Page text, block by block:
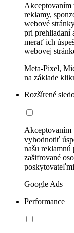
Akceptovaním
reklamy,
webové
pri prehliadaní
merať ich
webovej
Meta-Pixel,
na základe
Rozšírené
Akceptovaním
vyhodnotiť
našu reklamnú
zašifrované
Google Ads
Performance